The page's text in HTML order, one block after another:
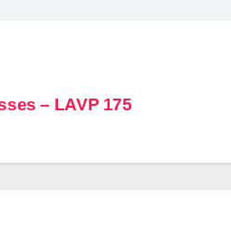
– LAVP 175